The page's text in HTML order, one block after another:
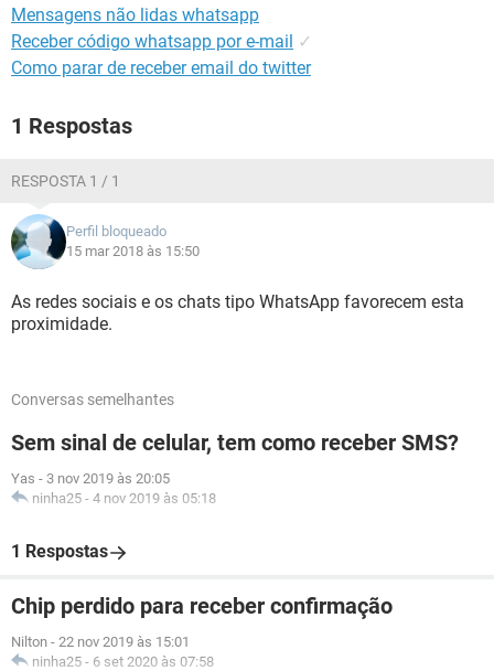
Mensagens não lidas whatsapp
Receber código whatsapp por e-mail ✓
Como parar de receber email do twitter
1 Respostas
RESPOSTA 1 / 1
Perfil bloqueado
15 mar 2018 às 15:50
As redes sociais e os chats tipo WhatsApp favorecem esta
proximidade.
Conversas semelhantes
Sem sinal de celular, tem como receber SMS?
Yas - 3 nov 2019 às 20:05
ninha25 - 4 nov 2019 às 05:18
1 Respostas
Chip perdido para receber confirmação
Nilton - 22 nov 2019 às 15:01
ninha25 - 6 set 2020 às 07:58